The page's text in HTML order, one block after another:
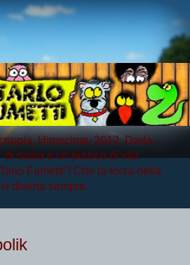
Hiroscima, 2012, Darla
di satira e un pizzico di vita
Fumetti"! Che la forza della
diverta sempre.